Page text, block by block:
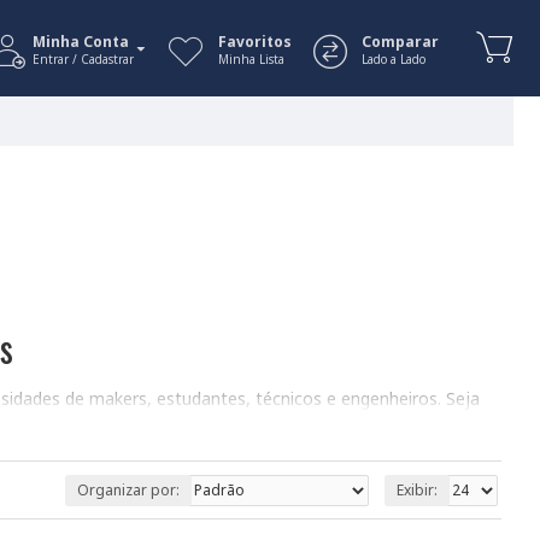
Minha Conta
Entrar / Cadastrar
Favoritos
Minha Lista
Comparar
Lado a Lado
de makers, estudantes, técnicos e engenheiros. Seja
Organizar por: Exibir: